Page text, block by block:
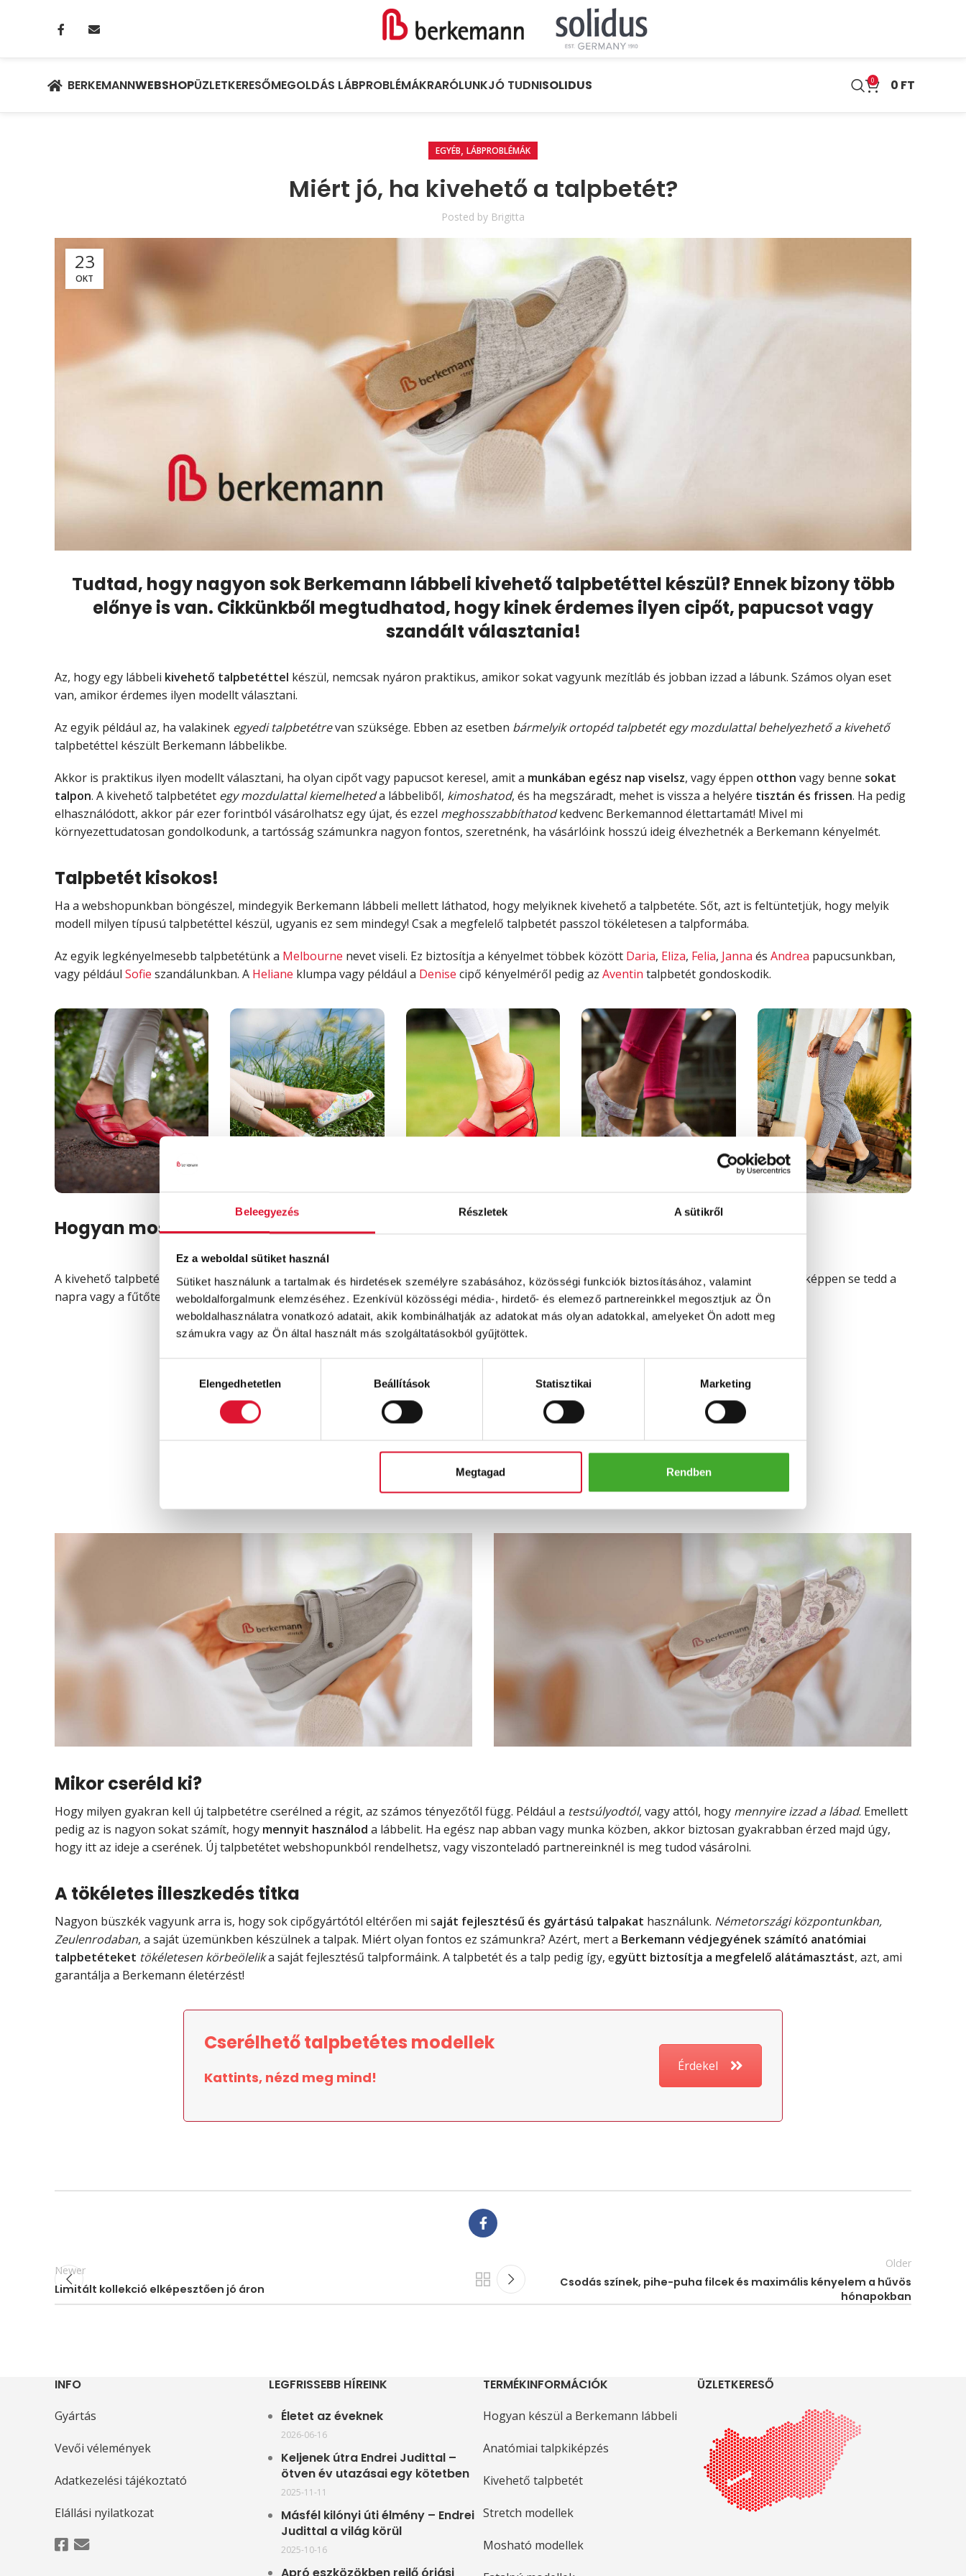
Beleegyezés Részletek A sütikről
Ez a weboldal sütiket használ
Sütiket használunk a tartalmak és hirdetések személyre szabásához, közösségi funkciók biztosításához, valamint
weboldalforgalmunk elemzéséhez. Ezenkívül közösségi média-, hirdető- és elemező partnereinkkel megosztjuk az Ön
weboldalhasználatra vonatkozó adatait, akik kombinálhatják az adatokat más olyan adatokkal, amelyeket Ön adott meg
számukra vagy az Ön által használt más szolgáltatásokból gyűjtöttek.
kiválasztásaElengedhetetlen Beállítások Statisztikai Marketing
Megtagad Rendben
BERKEMANNWEBSHOPÜZLETKERESŐMEGOLDÁS LÁBPROBLÉMÁKRARÓLUNKJÓ TUDNISOLIDUS 0 0 FT
EGYÉB, LÁBPROBLÉMÁK
Miért jó, ha kivehető a talpbetét?
Posted by Brigitta
23
OKT
Tudtad, hogy nagyon sok Berkemann lábbeli kivehető talpbetéttel készül? Ennek bizony több
előnye is van. Cikkünkből megtudhatod, hogy kinek érdemes ilyen cipőt, papucsot vagy
szandált választania!
Az, hogy egy lábbeli kivehető talpbetéttel készül, nemcsak nyáron praktikus, amikor sokat vagyunk mezítláb és jobban izzad a lábunk. Számos olyan eset
van, amikor érdemes ilyen modellt választani.
Az egyik például az, ha valakinek egyedi talpbetétrevan szüksége. Ebben az esetben bármelyik ortopéd talpbetét egy mozdulattal behelyezhető a kivehető
talpbetéttel készült Berkemann lábbelikbe.
Akkor is praktikus ilyen modellt választani, ha olyan cipőt vagy papucsot keresel, amit a munkában egész nap viselsz, vagy éppen otthon vagy benne sokat
talpon. A kivehető talpbetétet egy mozdulattal kiemelheteda lábbeliből, kimoshatod, és ha megszáradt, mehet is vissza a helyére tisztán és frissen. Ha pedig
elhasználódott, akkor pár ezer forintból vásárolhatsz egy újat, és ezzel meghosszabbíthatodkedvenc Berkemannod élettartamát! Mivel mi
környezettudatosan gondolkodunk, a tartósság számunkra nagyon fontos, szeretnénk, ha vásárlóink hosszú ideig élvezhetnék a Berkemann kényelmét.
Talpbetét kisokos!
Ha a webshopunkban böngészel, mindegyik Berkemann lábbeli mellett láthatod, hogy melyiknek kivehető a talpbetéte. Sőt, azt is feltüntetjük, hogy melyik
modell milyen típusú talpbetéttel készül, ugyanis ez sem mindegy! Csak a megfelelő talpbetét passzol tökéletesen a talpformába.
Az egyik legkényelmesebb talpbetétünk a Melbourne nevet viseli. Ez biztosítja a kényelmet többek között Daria, Eliza, Felia, Janna és Andrea papucsunkban,
vagy például Sofie szandálunkban. A Heliane klumpa vagy például a Denise cipő kényelméről pedig az Aventin talpbetét gondoskodik.
DARIA ELIZA FELIA JANNA DENISE
Hogyan moshatod ki?
A kivehető talpbetéteket30 fokon, kímélő mosószerrel, kímélő programon moshatod ki. Mindigszobahőmérsékleten szárítsd meg
, semmiképpen se tedd a
napra vagy a fűtőtestre.
Mikor cseréld ki?
Hogy milyen gyakran kell új talpbetétre cserélned a régit, az számos tényezőtől függ. Például a testsúlyodtól, vagy attól, hogy mennyire izzad a lábad. Emellett
pedig az is nagyon sokat számít, hogy mennyit használod a lábbelit. Ha egész nap abban vagy munka közben, akkor biztosan gyakrabban érzed majd úgy,
hogy itt az ideje a cserének. Új talpbetétet webshopunkból rendelhetsz, vagy viszonteladó partnereinknél is meg tudod vásárolni.
A tökéletes illeszkedés titka
Nagyon büszkék vagyunk arra is, hogy sok cipőgyártótól eltérően mi saját fejlesztésű és gyártású talpakat használunk. Németországi központunkban,
Zeulenrodaban, a saját üzemünkben készülnek a talpak. Miért olyan fontos ez számunkra? Azért, mert a Berkemann védjegyének számító anatómiai
talpbetéteket tökéletesen körbeölelika saját fejlesztésű talpformáink. A talpbetét és a talp pedig így, együtt biztosítja a megfelelő alátámasztást, azt, ami
garantálja a Berkemann életérzést!
Cserélhető talpbetétes modellek
Kattints, nézd meg mind!
Érdekel
Newer
Limitált kollekció elképesztően jó áron
Older
Csodás színek, pihe-puha filcek és maximális kényelem a hűvös
hónapokban
INFO
Gyártás
Vevői vélemények
Adatkezelési tájékoztató
Elállási nyilatkozat
LEGFRISSEBB HÍREINK
Életet az éveknek
2026-06-16
Keljenek útra Endrei Judittal –
ötven év utazásai egy kötetben
2025-11-11
Másfél kilónyi úti élmény – Endrei
Judittal a világ körül
2025-10-16
Apró eszközökben rejlő óriási
TERMÉKINFORMÁCIÓK
Hogyan készül a Berkemann lábbeli
Anatómiai talpkiképzés
Kivehető talpbetét
Stretch modellek
Mosható modellek
ÜZLETKERESŐ